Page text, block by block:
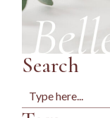
Search
Search